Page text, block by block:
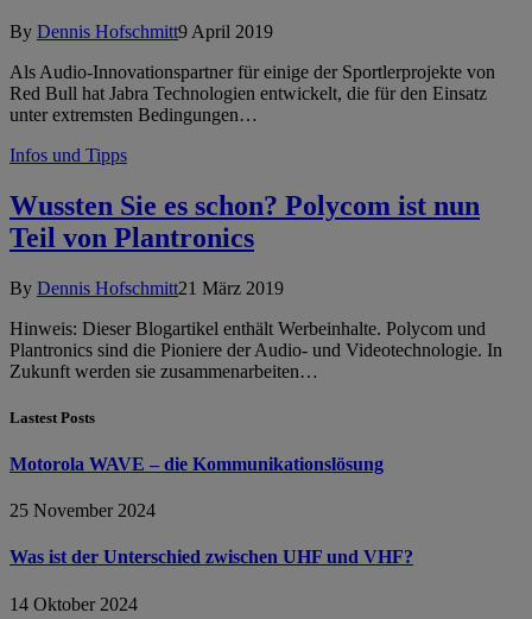
By Dennis Hofschmitt9 April 2019
Als Audio-Innovationspartner für einige der Sportlerprojekte von
Red Bull hat Jabra Technologien entwickelt, die für den Einsatz
unter extremsten Bedingungen…
Infos und Tipps
Wussten Sie es schon? Polycom ist nun
Teil von Plantronics
By Dennis Hofschmitt21 März 2019
Hinweis: Dieser Blogartikel enthält Werbeinhalte. Polycom und
Plantronics sind die Pioniere der Audio- und Videotechnologie. In
Zukunft werden sie zusammenarbeiten…
Lastest Posts
Motorola WAVE – die Kommunikationslösung
25 November 2024
Was ist der Unterschied zwischen UHF und VHF?
14 Oktober 2024